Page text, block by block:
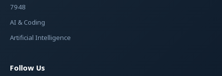
7948
AI & Coding
Artificial Intelligence
Follow Us